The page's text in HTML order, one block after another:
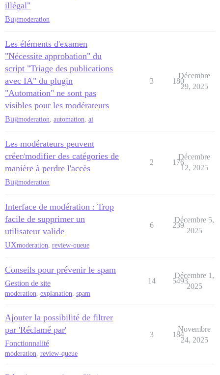
illégal"
Bugmoderation
Les éléments d'examen
"Nécessite approbation" du
script "Triage des publications
avec IA" du plugin
"Automation" ne sont pas
visibles pour les modérateurs
Bugmoderation automation ai
3 180
Décembre
29, 2025
Les modérateurs peuvent
créer/modifier des catégories de
manière à perdre l'accès
Bugmoderation
2 176
Décembre
12, 2025
Interface de modération : Trop
facile de supprimer un
utilisateur valide
UXmoderation review-queue
6 239
Décembre 5,
2025
Conseils pour prévenir le spam
Gestion de site
moderation, explanation, spam
14 5493
Décembre 1,
2025
Ajouter la possibilité de filtrer
par 'Réclamé par'
Fonctionnalité
moderation, review-queue
3 184
Novembre
24, 2025